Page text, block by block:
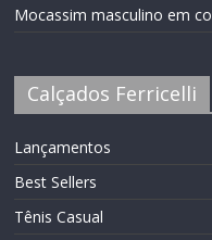
Mocassim masculino em
Calçados Ferricelli
Lançamentos
Best Sellers
Tênis Casual